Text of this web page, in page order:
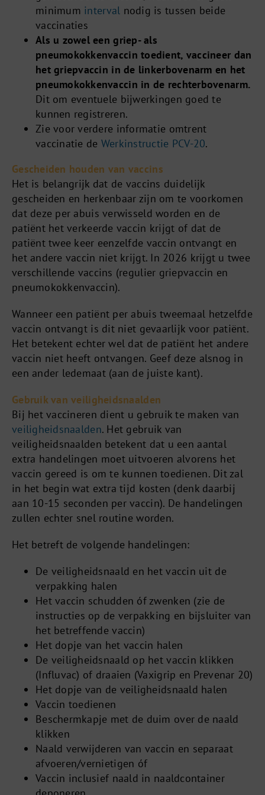
minimum interval nodig is tussen beide
vaccinaties
Als u zowel een griep- als
pneumokokkenvaccin toedient, vaccineer dan
het griepvaccin in de linkerbovenarm en het
pneumokokkenvaccin in de rechterbovenarm.
Dit om eventuele bijwerkingen goed te
kunnen registreren.
Zie voor verdere informatie omtrent
vaccinatie de Werkinstructie PCV-20.
Gescheiden houden van vaccins
Het is belangrijk dat de vaccins duidelijk
gescheiden en herkenbaar zijn om te voorkomen
dat deze per abuis verwisseld worden en de
patiënt het verkeerde vaccin krijgt of dat de
patiënt twee keer eenzelfde vaccin ontvangt en
het andere vaccin niet krijgt. In 2026 krijgt u twee
verschillende vaccins (regulier griepvaccin en
pneumokokkenvaccin).
Wanneer een patiënt per abuis tweemaal hetzelfde
vaccin ontvangt is dit niet gevaarlijk voor patiënt.
Het betekent echter wel dat de patiënt het andere
vaccin niet heeft ontvangen. Geef deze alsnog in
een ander ledemaat (aan de juiste kant).
Gebruik van veiligheidsnaalden
Bij het vaccineren dient u gebruik te maken van
veiligheidsnaalden. Het gebruik van
veiligheidsnaalden betekent dat u een aantal
extra handelingen moet uitvoeren alvorens het
vaccin gereed is om te kunnen toedienen. Dit zal
in het begin wat extra tijd kosten (denk daarbij
aan 10-15 seconden per vaccin). De handelingen
zullen echter snel routine worden.
Het betreft de volgende handelingen:
De veiligheidsnaald en het vaccin uit de
verpakking halen
Het vaccin schudden óf zwenken (zie de
instructies op de verpakking en bijsluiter van
het betreffende vaccin)
Het dopje van het vaccin halen
De veiligheidsnaald op het vaccin klikken
(Influvac) of draaien (Vaxigrip en Prevenar 20)
Het dopje van de veiligheidsnaald halen
Vaccin toedienen
Beschermkapje met de duim over de naald
klikken
Naald verwijderen van vaccin en separaat
afvoeren/vernietigen óf
Vaccin inclusief naald in naaldcontainer